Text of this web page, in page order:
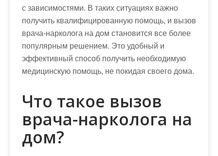
с зависимостями. В таких ситуациях важно
получить квалифицированную помощь, и вызов
врача-нарколога на дом становится все более
популярным решением. Это удобный и
эффективный способ получить необходимую
медицинскую помощь, не покидая своего дома.
Что такое вызов
врача-нарколога на
дом?